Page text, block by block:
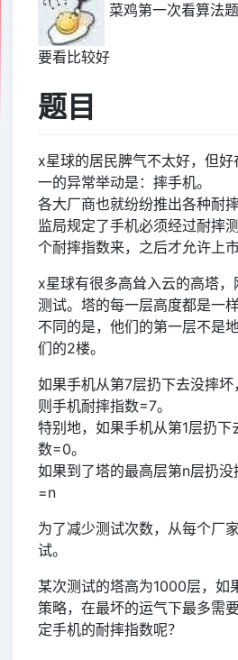
菜鸡第一次看算法
要看比较好
题目
x星球的居民脾气不太好，但
一的异常举动是：摔手机。
各大厂商也就纷纷推出各种耐
监局规定了手机必须经过耐摔
个耐摔指数来，之后才允许上市
x星球有很多高耸入云的高塔
测试。塔的每一层高度都是一
不同的是，他们的第一层不是
们的2楼。
如果手机从第7层扔下去没摔坏
则手机耐摔指数=7。
特别地，如果手机从第1层扔
数=0。
如果到了塔的最高层第n层扔
=n
为了减少测试次数，从每个厂
试。
某次测试的塔高为1000层，如
策略，在最坏的运气下最多需
定手机的耐摔指数呢？